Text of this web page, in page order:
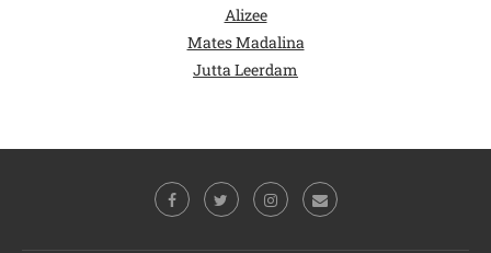
Alizee
Mates Madalina
Jutta Leerdam